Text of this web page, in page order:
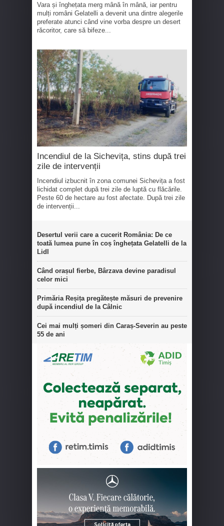
Vara și înghețata merg mână în mână, iar pentru
mulți români Gelatelli a devenit una dintre alegerile
preferate atunci când vine vorba despre un desert
răcoritor, care să bifeze...
Incendiul de la Sichevița, stins după trei
zile de intervenții
Incendiul izbucnit în zona comunei Sichevița a fost
lichidat complet după trei zile de luptă cu flăcările.
Peste 60 de hectare au fost afectate. După trei zile
de intervenții...
Desertul verii care a cucerit România: De ce
toată lumea pune în coș înghețata Gelatelli de la
Lidl
Când orașul fierbe, Bârzava devine paradisul
celor mici
Primăria Reșița pregătește măsuri de prevenire
după incendiul de la Câlnic
Cei mai mulți șomeri din Caraș-Severin au peste
55 de ani